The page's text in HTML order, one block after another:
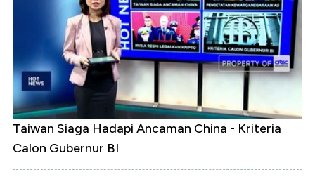
Taiwan Siaga Hadapi Ancaman China - Kriteria
Calon Gubernur BI